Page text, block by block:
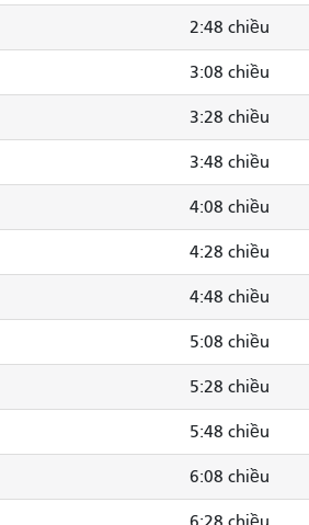
2:48 chiều
3:08 chiều
3:28 chiều
3:48 chiều
4:08 chiều
4:28 chiều
4:48 chiều
5:08 chiều
5:28 chiều
5:48 chiều
6:08 chiều